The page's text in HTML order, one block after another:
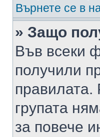
Върнете се в
» Защо
Във всеки
получили
правилата.
групата
за повече